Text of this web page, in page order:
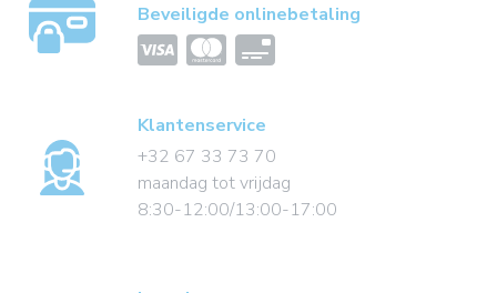
Beveiligde onlinebetaling
Klantenservice
+32 67 33 73 70
maandag tot vrijdag
8:30-12:00/13:00-17:00